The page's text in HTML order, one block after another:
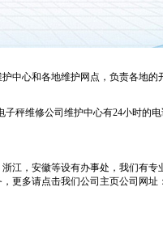
中心和各地维护网点，负责各地的
子秤维修公司维护中心有24小时的
江，安徽等设有办事处，我们有专
更多请点击我们公司主页公司网址：